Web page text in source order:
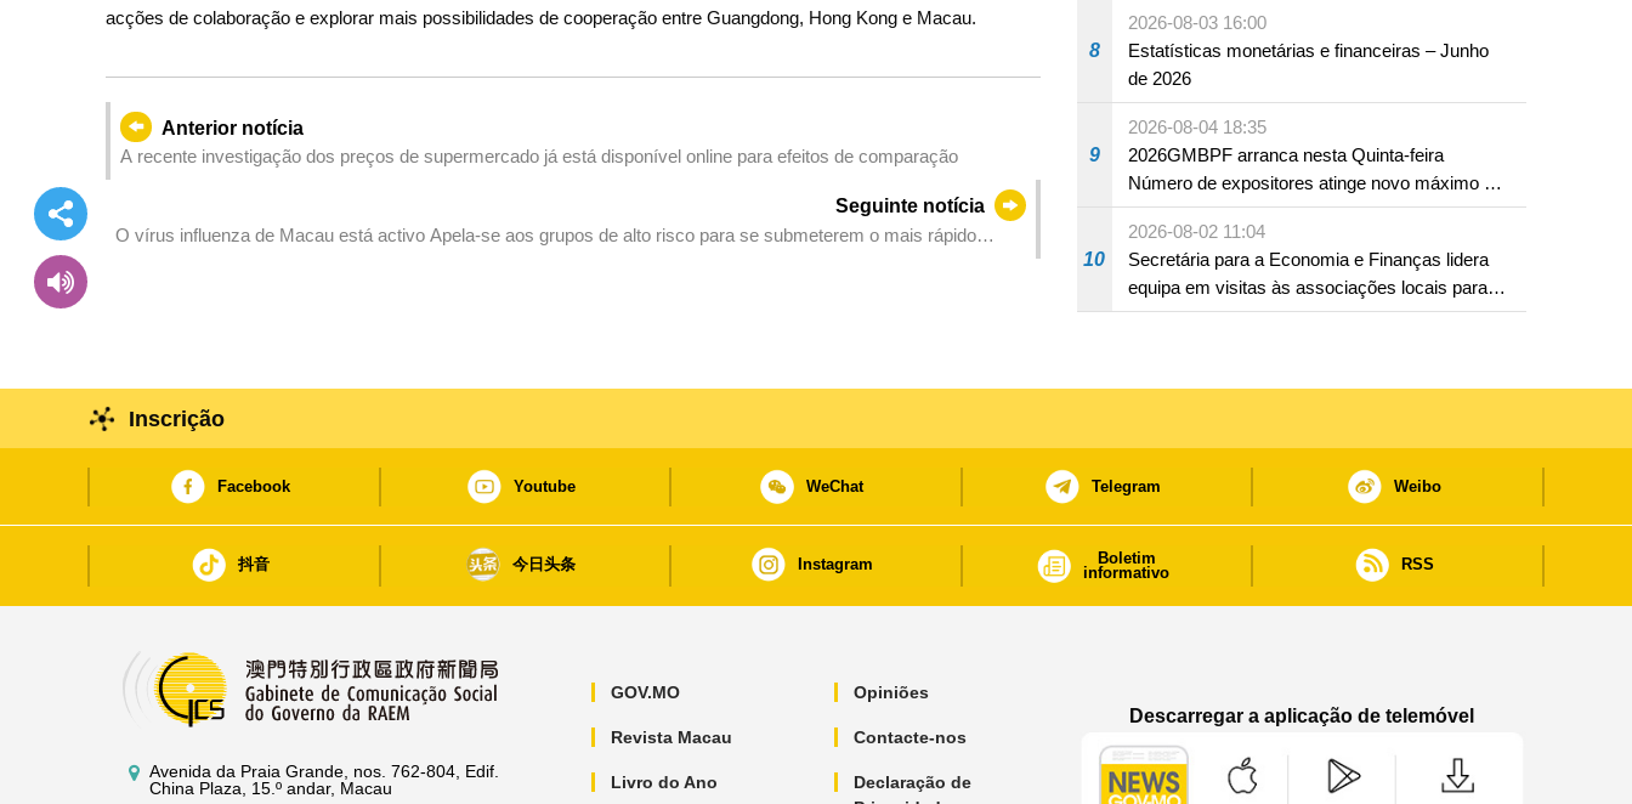
acções de colaboração e explorar mais possibilidades de cooperação entre Guangdong, Hong Kong e Macau.
Anterior notícia
A recente investigação dos preços de supermercado já está disponível online para efeitos de comparação
Seguinte notícia
O vírus influenza de Macau está activo Apela-se aos grupos de alto risco para se submeterem o mais rápido
8
2026-08-03 16:00
Estatísticas monetárias e financeiras – Junho
de 2026
9
2026-08-04 18:35
2026GMBPF arranca nesta Quinta-feira
Número de expositores atinge novo máximo em
18 anos
10
2026-08-02 11:04
Secretária para a Economia e Finanças lidera
equipa em visitas às associações locais para
consolidar consensos e promover os trabalhos
Inscrição
Facebook Youtube WeChat Telegram Weibo
抖音 今日头条 Instagram
Boletim
informativo
RSS
Avenida da Praia Grande, nos. 762-804, Edif.
China Plaza, 15.º andar, Macau
GOV.MO
Revista Macau
Livro do Ano
Opiniões
Contacte-nos
Declaração de
Descarregar a aplicação de telemóvel